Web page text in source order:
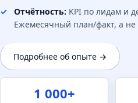
Отчётность: KPI по лидам и
Ежемесячный план/факт, а не
Подробнее об опыте →
1 000+